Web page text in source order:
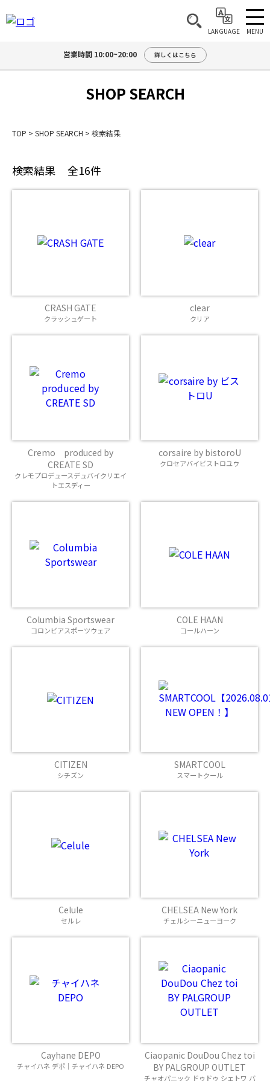
LANGUAGE MENU
営業時間 10:00~20:00 詳しくはこちら
SHOP SEARCH
TOP > SHOP SEARCH > 検索結果
検索結果 全16件
CRASH GATE
クラッシュゲート
clear
クリア
Cremo produced by
CREATE SD
クレモプロデュースデュバイクリエイ
トエスディー
corsaire by bistoroU
クロセアバイビストロユウ
Columbia Sportswear
コロンビアスポーツウェア
COLE HAAN
コールハーン
CITIZEN
シチズン
SMARTCOOL
スマートクール
Celule
セルレ
CHELSEA New York
チェルシーニューヨーク
Cayhane DEPO
チャイハネ デポ｜チャイハネ DEPO
Ciaopanic DouDou Chez toi
BY PALGROUP OUTLET
チャオパニック ドゥドゥ シェトワ バ